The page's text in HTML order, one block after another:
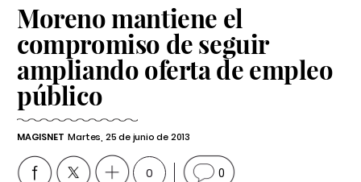
Moreno mantiene el
compromiso de seguir
ampliando oferta de empleo
público
MAGISNET Martes, 25 de junio de 2013
0 0